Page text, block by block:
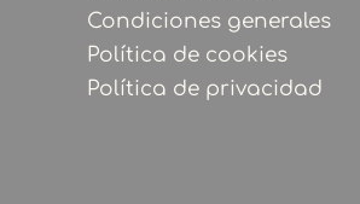
Condiciones generales
Política de cookies
Política de privacidad